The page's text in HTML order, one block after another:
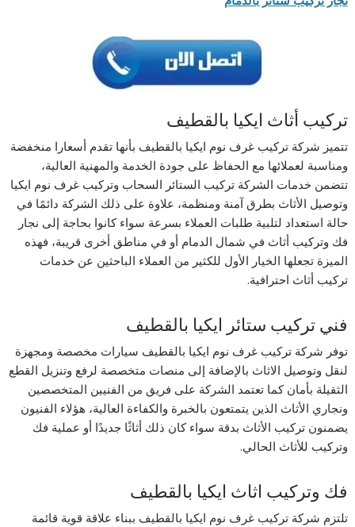
تركيب أثاث ايكيا بالقطيف
تتميز شركة تركيب غرف نوم ايكيا بالقطيف بأنها تقدم أسعارا منخفضة
ومناسبة لعملائها مع الحفاظ على جودة الخدمة والمهنية العالية،
تتضمن خدمات الشركة تركيب الستائر السحاب وتركيب غرف نوم ايكيا
وتوصيل الأثاث بطرق آمنة ومنظمة، علاوة على ذلك الشركة دائمًا في
حالة استعداد لتلبية طلبات العملاء بسرعة سواء كانوا بحاجة إلى نجار
فك وتركيب أثاث في شمال الدمام أو في مناطق أخرى قريبة، فهذه
الميزة تجعلها الخيار الأول للكثير من العملاء الباحثين عن خدمات
تركيب أثاث احترافية.
فني تركيب ستائر ايكيا بالقطيف
توفر شركة تركيب غرف نوم ايكيا بالقطيف سيارات مخصصة ومجهزة
لنقل وتوصيل الاثاث بالإضافة إلى منصات متخصصة لرفع وتنزيل القطع
الثقيلة بأمان كما تعتمد الشركة على فريق من الفنيين المتخصصين
ونجاري الأثاث الذين يتمتعون بالخبرة والكفاءة العالية، هؤلاء الفنيون
يضمنون تركيب الأثاث بدقة سواء كان ذلك أثاثًا جديدًا أو عملية فك
وتركيب للأثاث الحالي.
فك وتركيب اثاث ايكيا بالقطيف
تلتزم شركة تركيب غرف نوم ايكيا بالقطيف ببناء علاقة قوية قائمة